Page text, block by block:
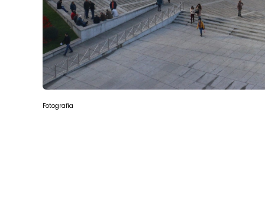
Fotografia